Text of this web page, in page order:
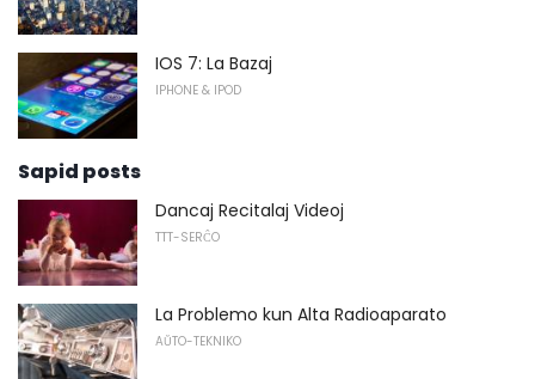
IOS 7: La Bazaj
IPHONE & IPOD
Sapid posts
Dancaj Recitalaj Videoj
TTT-SERĈO
La Problemo kun Alta Radioaparato
AŬTO-TEKNIKO